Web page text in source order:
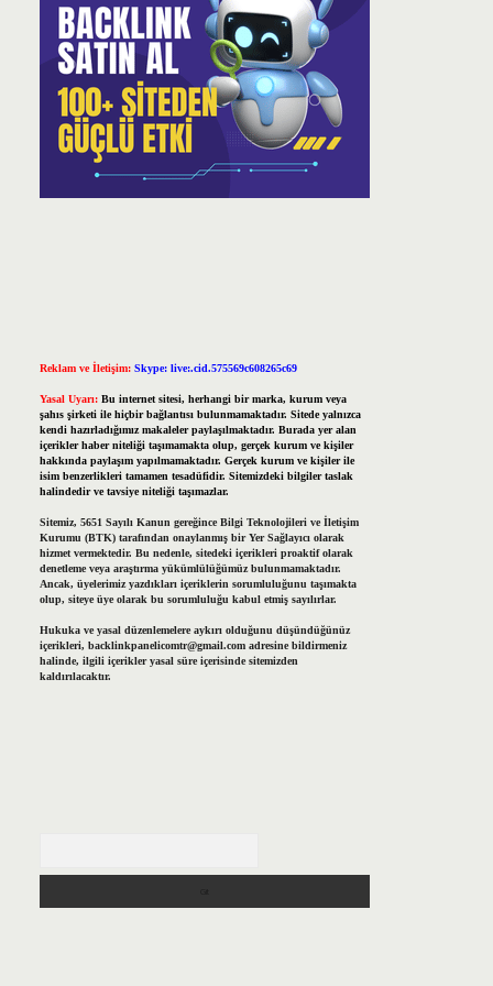
Reklam ve İletişim: Skype: live:.cid.575569c608265c69
Yasal Uyarı: Bu internet sitesi, herhangi bir marka, kurum veya
şahıs şirketi ile hiçbir bağlantısı bulunmamaktadır. Sitede yalnızca
kendi hazırladığımız makaleler paylaşılmaktadır. Burada yer alan
içerikler haber niteliği taşımamakta olup, gerçek kurum ve kişiler
hakkında paylaşım yapılmamaktadır. Gerçek kurum ve kişiler ile
isim benzerlikleri tamamen tesadüfidir. Sitemizdeki bilgiler taslak
halindedir ve tavsiye niteliği taşımazlar.
Sitemiz, 5651 Sayılı Kanun gereğince Bilgi Teknolojileri ve İletişim
Kurumu (BTK) tarafından onaylanmış bir Yer Sağlayıcı olarak
hizmet vermektedir. Bu nedenle, sitedeki içerikleri proaktif olarak
denetleme veya araştırma yükümlülüğümüz bulunmamaktadır.
Ancak, üyelerimiz yazdıkları içeriklerin sorumluluğunu taşımakta
olup, siteye üye olarak bu sorumluluğu kabul etmiş sayılırlar.
Hukuka ve yasal düzenlemelere aykırı olduğunu düşündüğünüz
içerikleri, backlinkpanelicomtr@gmail.comadresine bildirmeniz
halinde, ilgili içerikler yasal süre içerisinde sitemizden
kaldırılacaktır.